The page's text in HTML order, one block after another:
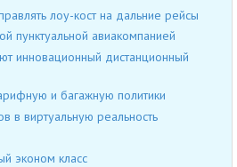
лоу-кост на дальние рейсы
пунктуальной авиакомпанией
инновационный дистанционный
и багажную политики
в виртуальную реальность
эконом класс